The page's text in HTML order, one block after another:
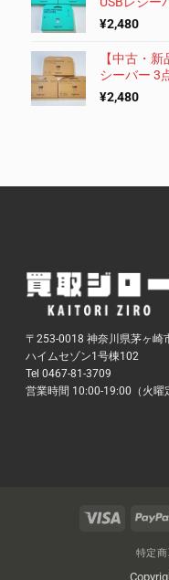
¥2,480
【中古・
シーバー 3
¥2,480
〒253-0018 神奈川県茅ヶ崎
ハイムセゾン1号棟102
Tel 0467-81-3709
営業時間 10:00-19:00（火曜
Visa
特定